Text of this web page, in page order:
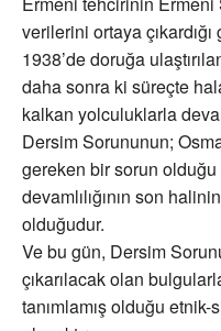
verilerini ortaya
1938’de doruğa
daha sonra ki süreçte
kalkan yolculuklarla
Dersim Sorununun;
gereken bir sorun
devamlılığının son
olduğudur.
Ve bu gün, Dersim
çıkarılacak olan
tanımlamış olduğu